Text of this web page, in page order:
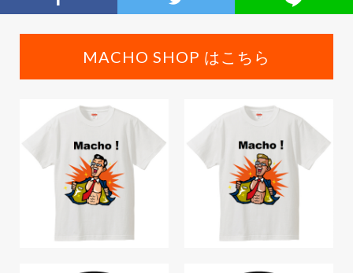
MACHO SHOP はこちら